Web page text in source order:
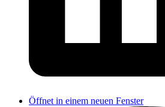
Öffnet in einem neuen Fenster